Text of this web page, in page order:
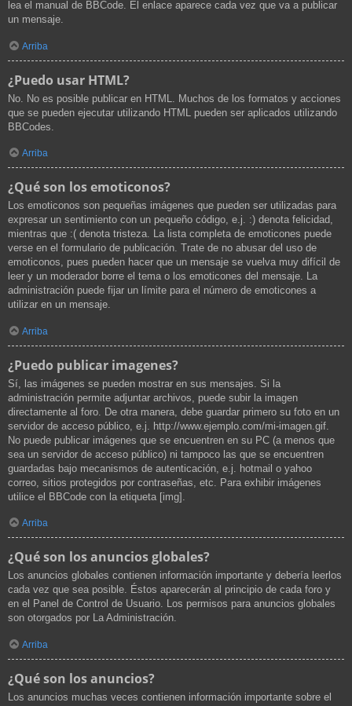
lea el manual de BBCode. El enlace aparece cada vez que va a publicar
un mensaje.
Arriba
¿Puedo usar HTML?
No. No es posible publicar en HTML. Muchos de los formatos y acciones
que se pueden ejecutar utilizando HTML pueden ser aplicados utilizando
BBCodes.
Arriba
¿Qué son los emoticonos?
Los emoticonos son pequeñas imágenes que pueden ser utilizadas para
expresar un sentimiento con un pequeño código, e.j. :) denota felicidad,
mientras que :( denota tristeza. La lista completa de emoticones puede
verse en el formulario de publicación. Trate de no abusar del uso de
emoticonos, pues pueden hacer que un mensaje se vuelva muy difícil de
leer y un moderador borre el tema o los emoticones del mensaje. La
administración puede fijar un límite para el número de emoticones a
utilizar en un mensaje.
Arriba
¿Puedo publicar imagenes?
Sí, las imágenes se pueden mostrar en sus mensajes. Si la
administración permite adjuntar archivos, puede subir la imagen
directamente al foro. De otra manera, debe guardar primero su foto en un
servidor de acceso público, e.j. http://www.ejemplo.com/mi-imagen.gif.
No puede publicar imágenes que se encuentren en su PC (a menos que
sea un servidor de acceso público) ni tampoco las que se encuentren
guardadas bajo mecanismos de autenticación, e.j. hotmail o yahoo
correo, sitios protegidos por contraseñas, etc. Para exhibir imágenes
utilice el BBCode con la etiqueta [img].
Arriba
¿Qué son los anuncios globales?
Los anuncios globales contienen información importante y debería leerlos
cada vez que sea posible. Éstos aparecerán al principio de cada foro y
en el Panel de Control de Usuario. Los permisos para anuncios globales
son otorgados por La Administración.
Arriba
¿Qué son los anuncios?
Los anuncios muchas veces contienen información importante sobre el